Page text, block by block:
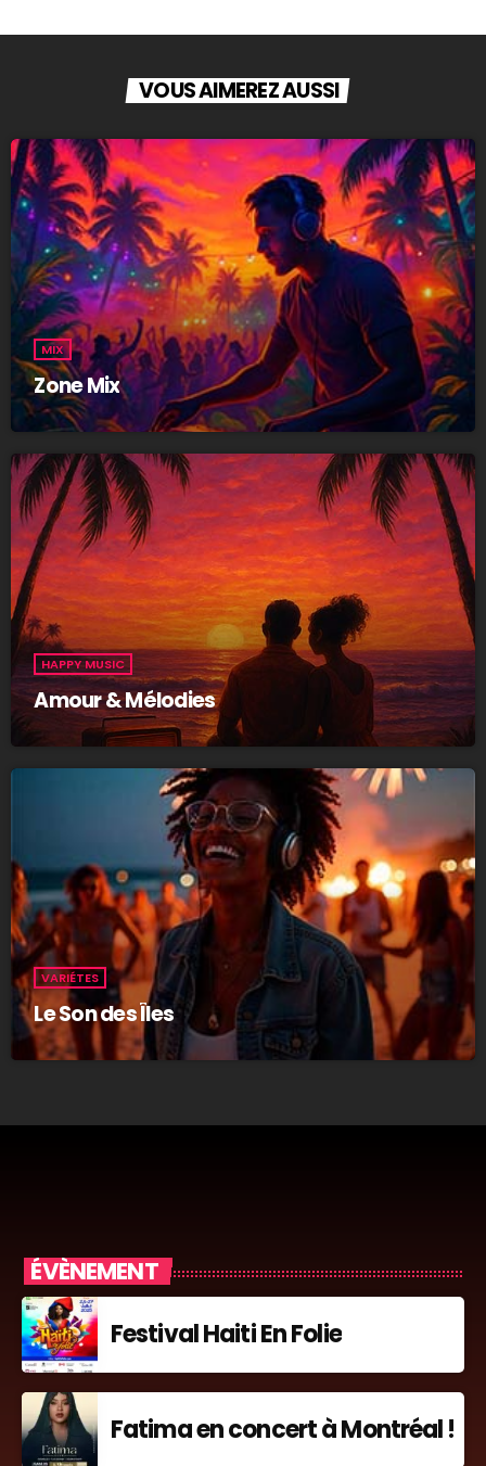
VOUS AIMEREZ AUSSI
MIX
Zone Mix
HAPPY MUSIC
Amour & Mélodies
VARIÉTES
Le Son des Îles
ÉVÈNEMENT
Festival Haiti En Folie
Fatima en concert à Montréal !